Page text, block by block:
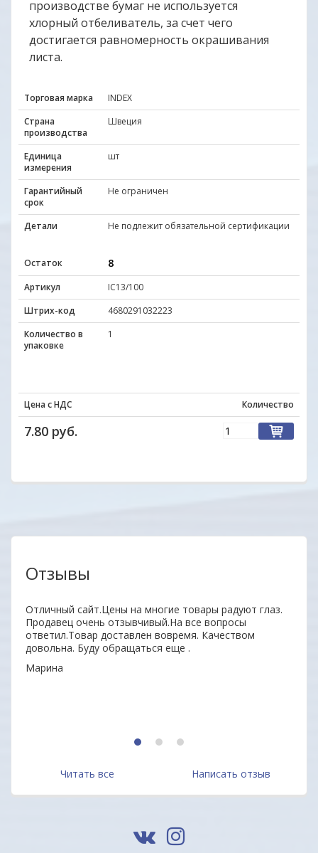
производстве бумаг не используется
хлорный отбеливатель, за счет чего
достигается равномерность окрашивания
листа.
Торговая марка
INDEX
Страна
производства
Швеция
Единица
измерения
шт
Гарантийный
срок
Не ограничен
Детали Не подлежит обязательной сертификации
Остаток 8
Артикул
IC13/100
Штрих-код
4680291032223
Количество в
упаковке
1
Цена с НДС Количество
7.80 руб.
Отзывы
Отличный сайт.Цены на многие товары радуют глаз.
Продавец очень отзывчивый.На все вопросы
ответил.Товар доставлен вовремя. Качеством
довольна. Буду обращаться еще .
Марина
1 2 3
Читать все Написать отзыв